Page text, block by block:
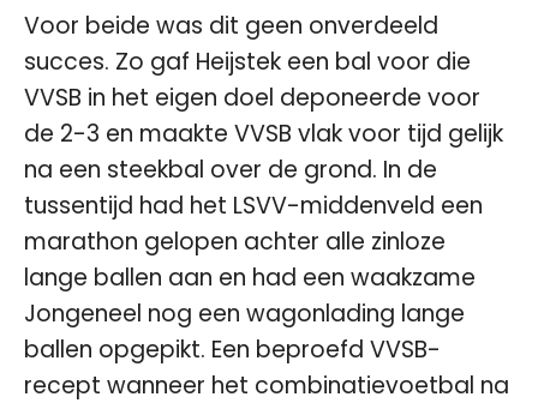
Voor beide was dit geen onverdeeld
succes. Zo gaf Heijstek een bal voor die
VVSB in het eigen doel deponeerde voor
de 2-3 en maakte VVSB vlak voor tijd gelijk
na een steekbal over de grond. In de
tussentijd had het LSVV-middenveld een
marathon gelopen achter alle zinloze
lange ballen aan en had een waakzame
Jongeneel nog een wagonlading lange
ballen opgepikt. Een beproefd VVSB-
recept wanneer het combinatievoetbal na